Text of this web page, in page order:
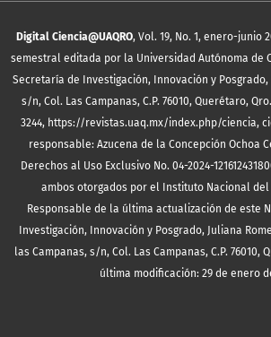
Digital Ciencia@UAQRO, Vol. 19, No. 1, enero-junio
semestral editada por la Universidad Autónoma de
Secretaría de Investigación, Innovación y
s/n, Col. Las Campanas, C.P. 76010, Querétaro,
3244, https://revistas.uaq.mx/index.php/ciencia,
responsable: Azucena de la Concepción Ochoa
Derechos al Uso Exclusivo No. 04-2024-
ambos otorgados por el Instituto Nacional del
Responsable de la última actualización de este
Investigación, Innovación y Posgrado, Juliana
las Campanas, s/n, Col. Las Campanas, C.P. 76010,
última modificación: 29 de enero